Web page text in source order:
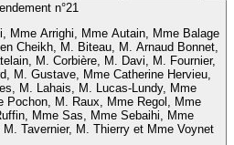
n°21
Mme Arrighi, Mme Autain, Mme Balage
Cheikh, M. Biteau, M. Arnaud Bonnet,
M. Corbière, M. Davi, M. Fournier,
M. Gustave, Mme Catherine Hervieu,
M. Lahais, M. Lucas-Lundy, Mme
Pochon, M. Raux, Mme Regol, Mme
Mme Sas, Mme Sebaihi, Mme
Tavernier, M. Thierry et Mme Voynet